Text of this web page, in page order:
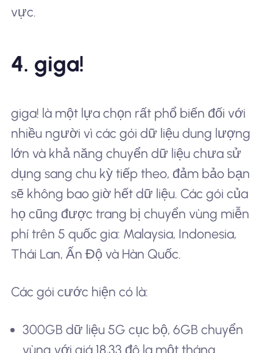
vực.
4. giga!
giga! là một lựa chọn rất phổ biến đối với
nhiều người vì các gói dữ liệu dung lượng
lớn và khả năng chuyển dữ liệu chưa sử
dụng sang chu kỳ tiếp theo, đảm bảo bạn
sẽ không bao giờ hết dữ liệu. Các gói của
họ cũng được trang bị chuyển vùng miễn
phí trên 5 quốc gia: Malaysia, Indonesia,
Thái Lan, Ấn Độ và Hàn Quốc.
Các gói cước hiện có là:
300GB dữ liệu 5G cục bộ, 6GB chuyển
vùng với giá 18,33 đô la một tháng